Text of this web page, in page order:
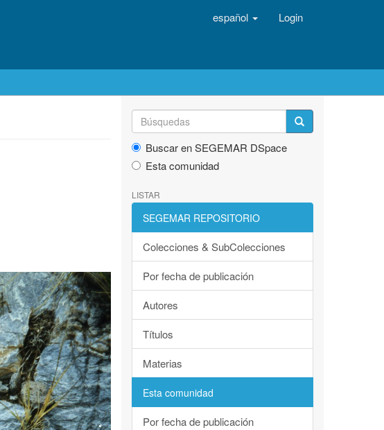
español Login
Buscar en SEGEMAR DSpace
Esta comunidad
LISTAR
SEGEMAR REPOSITORIO
Colecciones & SubColecciones
Por fecha de publicación
Autores
Títulos
Materias
Esta comunidad
Por fecha de publicación